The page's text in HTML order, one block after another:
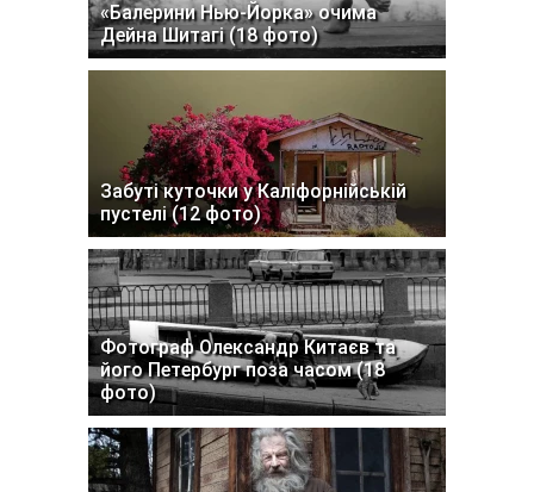
«Балерини Нью-Йорка» очима
Дейна Шитагі (18 фото)
Забуті куточки у Каліфорнійській
пустелі (12 фото)
Фотограф Олександр Китаєв та
його Петербург поза часом (18
фото)